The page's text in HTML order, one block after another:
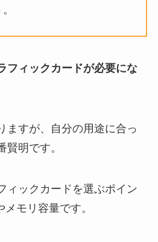
フィックカードが必要にな
ますが、自分の用途に合っ
賢明です。
ィックカードを選ぶポイン
モリ容量です。